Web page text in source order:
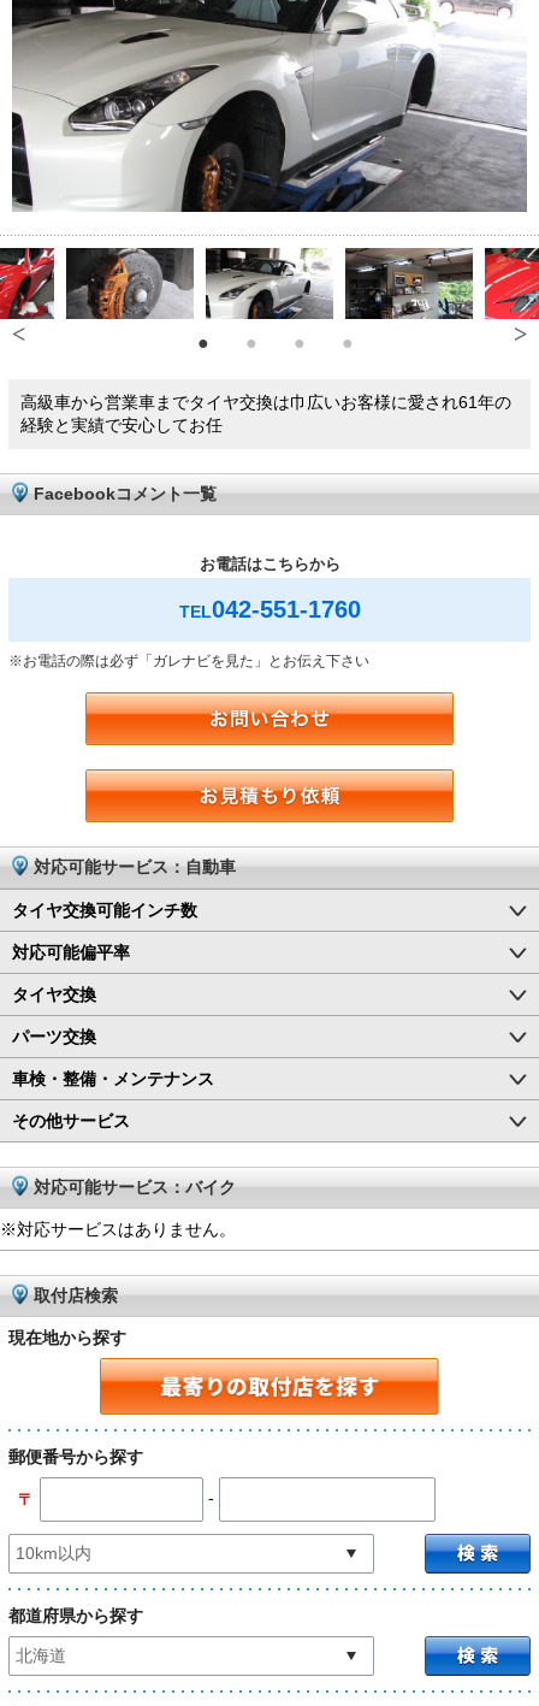
高級車から営業車までタイヤ交換は巾広いお客様に愛され61年の
経験と実績で安心してお任
Facebookコメント一覧
お電話はこちらから
TEL042-551-1760
※お電話の際は必ず「ガレナビを見た」とお伝え下さい
対応可能サービス：自動車
タイヤ交換可能インチ数
対応可能偏平率
タイヤ交換
パーツ交換
車検・整備・メンテナンス
その他サービス
対応可能サービス：バイク
※対応サービスはありません。
取付店検索
現在地から探す
郵便番号から探す
〒 -
都道府県から探す